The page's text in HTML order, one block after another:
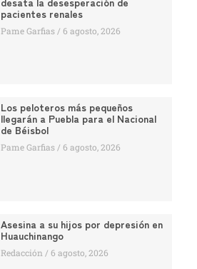
pacientes renales
Pame Garfias 6 agosto, 2026
Los peloteros más pequeños
llegarán a Puebla para el Nacional
de Béisbol
Pame Garfias 6 agosto, 2026
Asesina a su hijos por depresión en
Huauchinango
Redacción 6 agosto, 2026